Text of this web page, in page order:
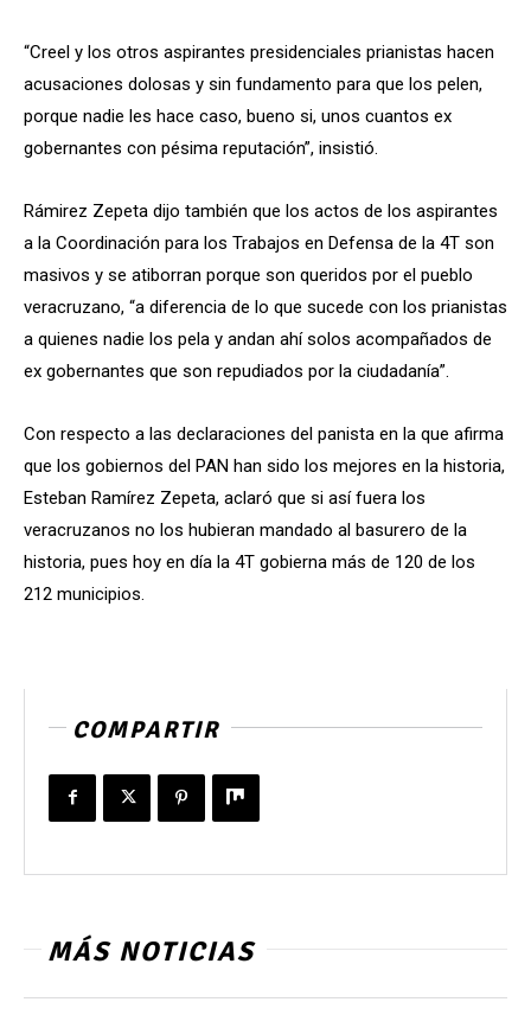
“Creel y los otros aspirantes presidenciales prianistas hacen
acusaciones dolosas y sin fundamento para que los pelen,
porque nadie les hace caso, bueno si, unos cuantos ex
gobernantes con pésima reputación”, insistió.
Rámirez Zepeta dijo también que los actos de los aspirantes
a la Coordinación para los Trabajos en Defensa de la 4T son
masivos y se atiborran porque son queridos por el pueblo
veracruzano, “a diferencia de lo que sucede con los prianistas
a quienes nadie los pela y andan ahí solos acompañados de
ex gobernantes que son repudiados por la ciudadanía”.
Con respecto a las declaraciones del panista en la que afirma
que los gobiernos del PAN han sido los mejores en la historia,
Esteban Ramírez Zepeta, aclaró que si así fuera los
veracruzanos no los hubieran mandado al basurero de la
historia, pues hoy en día la 4T gobierna más de 120 de los
212 municipios.
COMPARTIR
MÁS NOTICIAS